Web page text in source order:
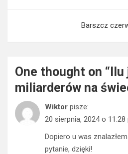
Barszcz
One thought on “
miliarderów na
Wiktor pisze:
20 sierpnia, 2024 o 11:28
Dopiero u was
pytanie, dzięki!